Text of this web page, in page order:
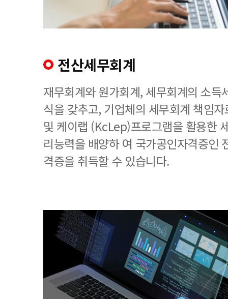
전산세무회계
재무회계와 원가회계, 세무회계의 소득
식을 갖추고, 기업체의 세무회계 책임
및 케이랩 (KcLep)프로그램을 활용한
리능력을 배양하 여 국가공인자격증인
격증을 취득할 수 있습니다.